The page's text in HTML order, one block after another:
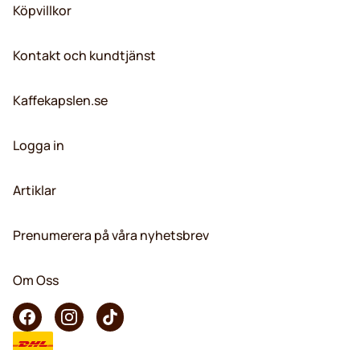
Köpvillkor
Kontakt och kundtjänst
Kaffekapslen.se
Logga in
Artiklar
Prenumerera på våra nyhetsbrev
Om Oss